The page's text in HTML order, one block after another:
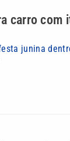
carro com
junina